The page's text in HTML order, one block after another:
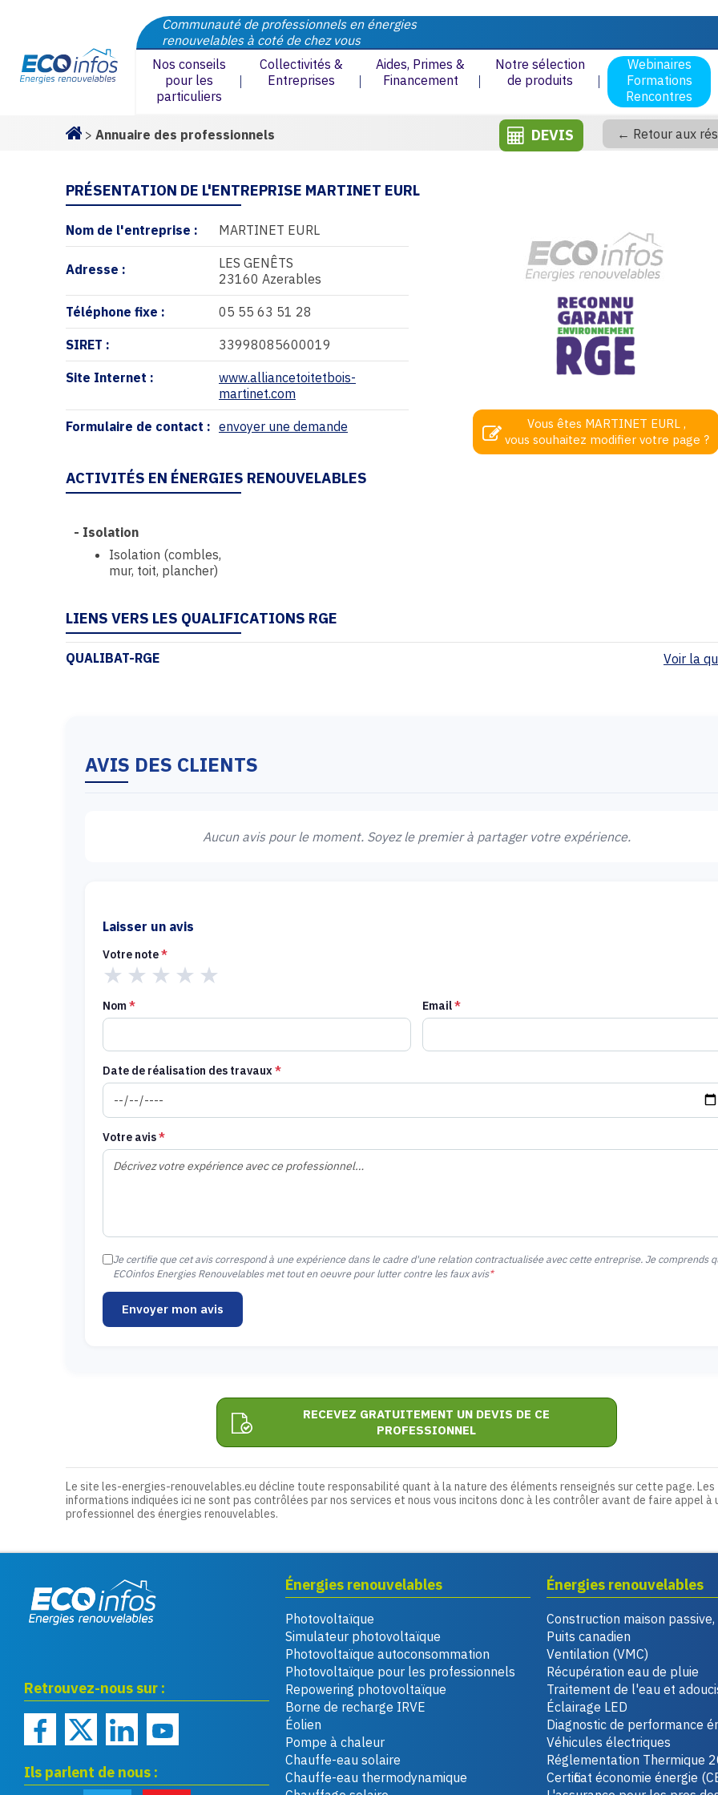
Communauté de professionnels en énergies
renouvelables à coté de chez vous
Nos conseils
pour les
particuliers
Collectivités &
Entreprises
Aides, Primes &
Financement
Notre sélection
de produits
Webinaires
Formations
Rencontres
> Annuaire des professionnels DEVIS ← Retour aux
PRÉSENTATION DE L'ENTREPRISE MARTINET EURL
Nom de l'entreprise : MARTINET EURL
Adresse :
LES GENÊTS
23160 Azerables
Téléphone fixe : 05 55 63 51 28
SIRET : 33998085600019
Site Internet :
www.alliancetoitetbois-
martinet.com
Formulaire de contact : envoyer une demande
Vous êtes MARTINET EURL ,
vous souhaitez modifier votre page ?
ACTIVITÉS EN ÉNERGIES RENOUVELABLES
- Isolation
Isolation (combles,
mur, toit, plancher)
LIENS VERS LES QUALIFICATIONS RGE
QUALIBAT-RGE Voir la
AVIS DES CLIENTS
Aucun avis pour le moment. Soyez le premier à partager votre expérience.
Laisser un avis
Votre note*
★ ★ ★ ★ ★
Nom* Email*
Date de réalisation des travaux *
Votre avis*
Je certifie que cet avis correspond à une expérience dans le cadre d'une relation contractualisée avec cette entreprise. Je comprends
ECOinfos Energies Renouvelables met tout en oeuvre pour lutter contre les faux avis*
Envoyer mon avis
RECEVEZ GRATUITEMENT UN DEVIS DE CE
PROFESSIONNEL
Le site les-energies-renouvelables.eu décline toute responsabilité quant à la nature des éléments renseignés sur cette page. Les
informations indiquées ici ne sont pas contrôlées par nos services et nous vous incitons donc à les contrôler avant de faire appel à
professionnel des énergies renouvelables.
Retrouvez-nous sur :
Ils parlent de nous :
Énergies renouvelables
Photovoltaïque
Simulateur photovoltaïque
Photovoltaïque autoconsommation
Photovoltaïque pour les professionnels
Repowering photovoltaïque
Borne de recharge IRVE
Éolien
Pompe à chaleur
Chauffe-eau solaire
Chauffe-eau thermodynamique
Énergies renouvelables
Construction maison passive,
Puits canadien
Ventilation (VMC)
Récupération eau de pluie
Traitement de l'eau et
Éclairage LED
Diagnostic de performance
Véhicules électriques
Réglementation Thermique
Certificat économie énergie